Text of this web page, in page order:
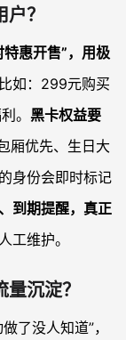
？
惠开售”，用极
如：299元购买
。 黑卡权益要
厢优先、生日大
身份会即时标记
到期提醒，真正
工维护。
沉淀？
了没人知道”，